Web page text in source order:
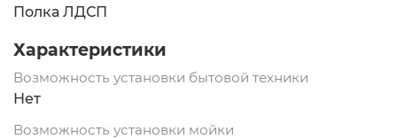
Полка ЛДСП
Характеристики
Возможность установки бытовой техники
Нет
Возможность установки мойки